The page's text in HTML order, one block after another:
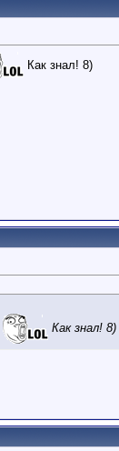
Как знал! 8)
Как знал! 8)